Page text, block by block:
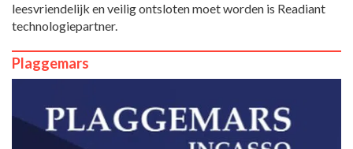
leesvriendelijk en veilig ontsloten moet worden is Readiant
technologiepartner.
Plaggemars